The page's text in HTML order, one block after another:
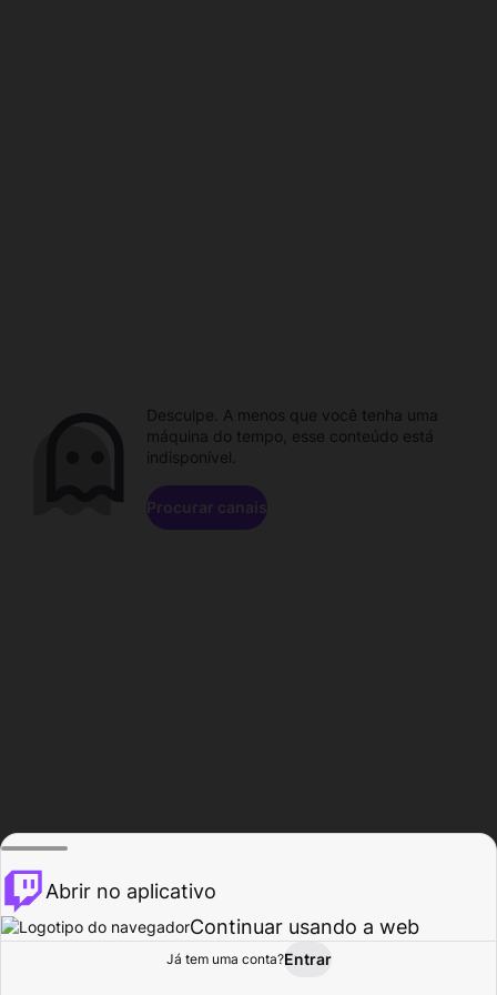
Procurar Atividade
Desculpe. A menos que você tenha uma
máquina do tempo, esse conteúdo está
indisponível.
Procurar canais
Abrir no aplicativo
Continuar usando a web
Já tem uma conta?Entrar